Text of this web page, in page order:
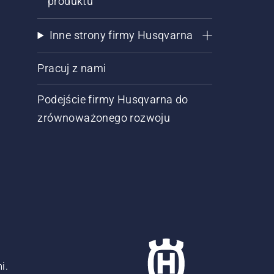
Inne strony firmy Husqvarna
Pracuj z nami
Podejście firmy Husqvarna do
zrównoważonego rozwoju